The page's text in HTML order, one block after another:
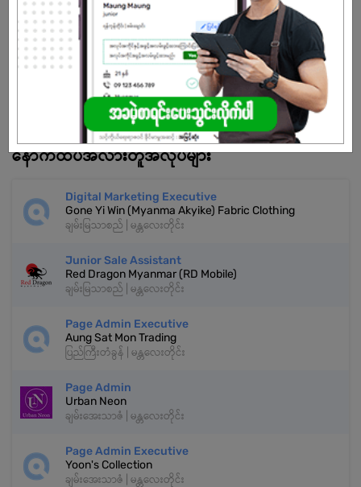
သက်တမ်းကုန်သွားပါပြီ
အကောင့်မရှိသေးဘူးလား?
မှတ်ပုံတင်မယ်
နောက်ထပ်အလားတူအလုပ်များ
Digital Marketing Executive
Gone Yi Win (Myanma Akyike) Fabric Clothing
ချမ်းမြသာစည် | မန္တလေးတိုင်း
Junior Sale Assistant
Red Dragon Myanmar (RD Mobile)
ချမ်းမြသာစည် | မန္တလေးတိုင်း
Page Admin Executive
Aung Sat Mon Trading
ပြည်ကြီးတံခွန် | မန္တလေးတိုင်း
Page Admin
Urban Neon
ချမ်းအေးသာဇံ | မန္တလေးတိုင်း
Page Admin Executive
Yoon's Collection
ချမ်းအေးသာဇံ | မန္တလေးတိုင်း